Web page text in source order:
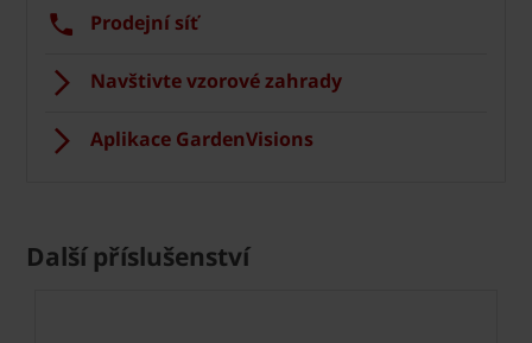
Prodejní síť
Navštivte vzorové zahrady
Aplikace GardenVisions
Další příslušenství